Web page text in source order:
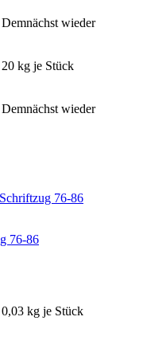
wieder
20 kg je Stück
wieder
76-86
0,03 kg je Stück